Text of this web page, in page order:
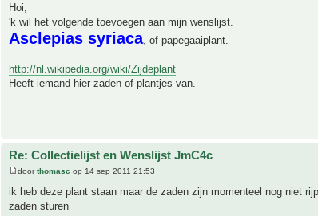
Hoi,
'k wil het volgende toevoegen aan mijn wenslijst.
Asclepias syriaca, of papegaaiplant.
http://nl.wikipedia.org/wiki/Zijdeplant
Heeft iemand hier zaden of plantjes van.
Re: Collectielijst en Wenslijst JmC4c
doorthomasc op 14 sep 2011 21:53
ik heb deze plant staan maar de zaden zijn momenteel nog niet
zaden sturen